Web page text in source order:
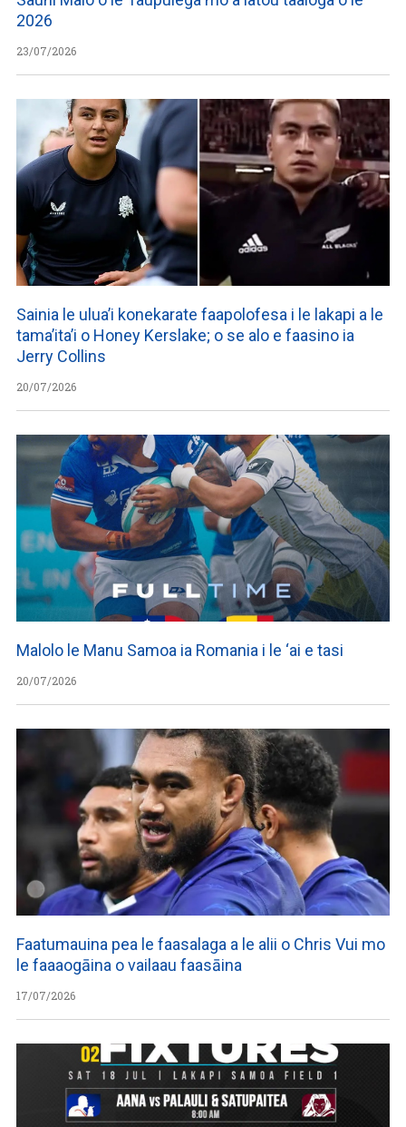
2026
23/07/2026
Sainia le ulua’i konekarate faapolofesa i le lakapi a le
tama’ita’i o Honey Kerslake; o se alo e faasino ia
Jerry Collins
20/07/2026
Malolo le Manu Samoa ia Romania i le ‘ai e tasi
20/07/2026
Faatumauina pea le faasalaga a le alii o Chris Vui mo
le faaaogāina o vailaau faasāina
17/07/2026